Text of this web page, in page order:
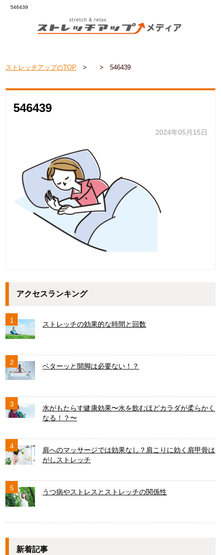
546439
ストレッチアップのTOP > >546439
546439
2024年05月15日
アクセスランキング
1 ストレッチの効果的な時間と回数
2 ベターッと開脚は必要ない！？
3
水がもたらす健康効果〜水を飲むほどカラダが柔らかく
なる！？〜
4
肩へのマッサージでは効果なし？肩こりに効く肩甲骨は
がしストレッチ
5 うつ病やストレスとストレッチの関係性
新着記事